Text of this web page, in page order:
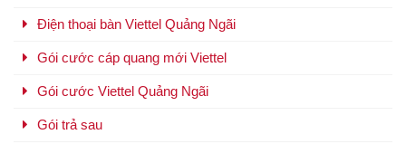
Điện thoại bàn Viettel Quảng Ngãi
Gói cước cáp quang mới Viettel
Gói cước Viettel Quảng Ngãi
Gói trả sau